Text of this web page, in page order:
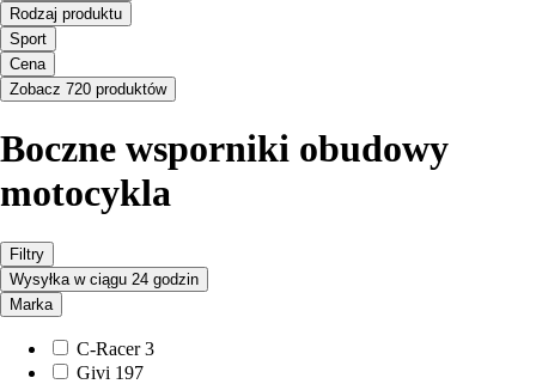
Rodzaj produktu
Sport
Cena
Zobacz 720 produktów
Boczne wsporniki obudowy
motocykla
Filtry
Wysyłka w ciągu 24 godzin
Marka
C-Racer 3
Givi 197